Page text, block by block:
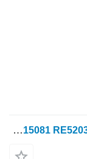
المحرك John Deere محرك كامل 3800 Cd4045hz050، Re520377، R504849، R115081 RE520377